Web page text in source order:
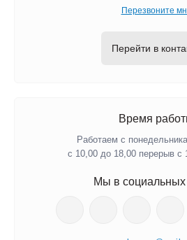
Перезвоните
Перейти в
Время
Работаем с
с 10,00 до 18,00 перерыв с
Мы в социальных